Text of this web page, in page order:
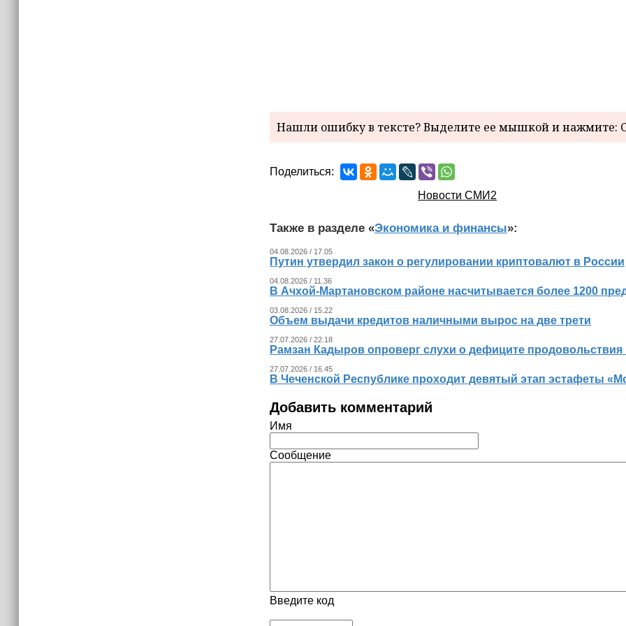
Нашли ошибку в тексте? Выделите ее мышкой и нажмите:
Поделиться:
Новости СМИ2
Также в разделе «Экономика и финансы»:
04.08.2026 / 17.05
Путин утвердил закон о регулировании криптовалют в России
04.08.2026 / 11.36
В Ачхой-Мартановском районе насчитывается более 1200
03.08.2026 / 15.22
Объем выдачи кредитов наличными вырос на две трети
27.07.2026 / 22.18
Рамзан Кадыров опроверг слухи о дефиците продовольствия
27.07.2026 / 16.45
В Чеченской Республике проходит девятый этап эстафеты
Добавить комментарий
Имя
Сообщение
Введите код